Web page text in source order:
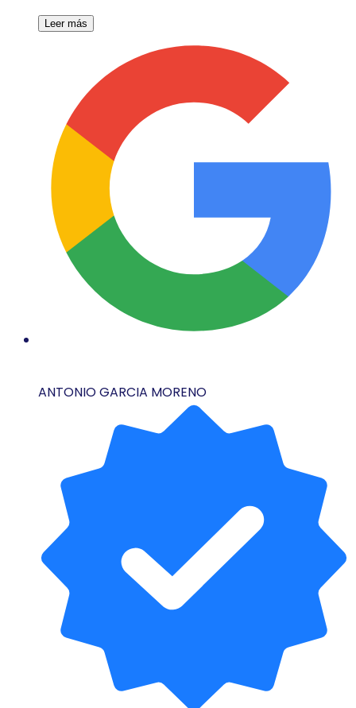
Leer más
ANTONIO GARCIA MORENO